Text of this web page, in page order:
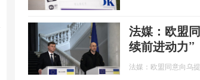
法媒：欧盟
续前进动力”
法媒：欧盟同意向乌